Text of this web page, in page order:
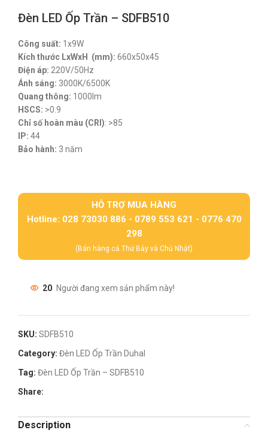
Đèn LED Ốp Trần – SDFB510
Công suất: 1x9W
Kích thước LxWxH (mm): 660x50x45
Điện áp: 220V/50Hz
Ánh sáng: 3000K/6500K
Quang thông: 1000lm
HSCS: >0.9
Chỉ số hoàn màu (CRI): >85
IP: 44
Bảo hành: 3 năm
HỖ TRỢ MUA HÀNG
Hotline: 028 73030 886 - 0789 553 621 - 0776 470
298
(Bán hàng cả Thứ Bảy và Chủ Nhật)
20 Người đang xem sản phẩm này!
SKU: SDFB510
Category: Đèn LED Ốp Trần Duhal
Tag: Đèn LED Ốp Trần – SDFB510
Share:
Description